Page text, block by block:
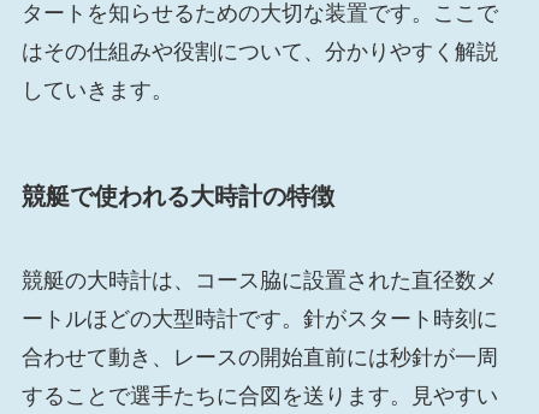
タートを知らせるための大切な装置です。ここで
はその仕組みや役割について、分かりやすく解説
していきます。
競艇で使われる大時計の特徴
競艇の大時計は、コース脇に設置された直径数メ
ートルほどの大型時計です。針がスタート時刻に
合わせて動き、レースの開始直前には秒針が一周
することで選手たちに合図を送ります。見やすい